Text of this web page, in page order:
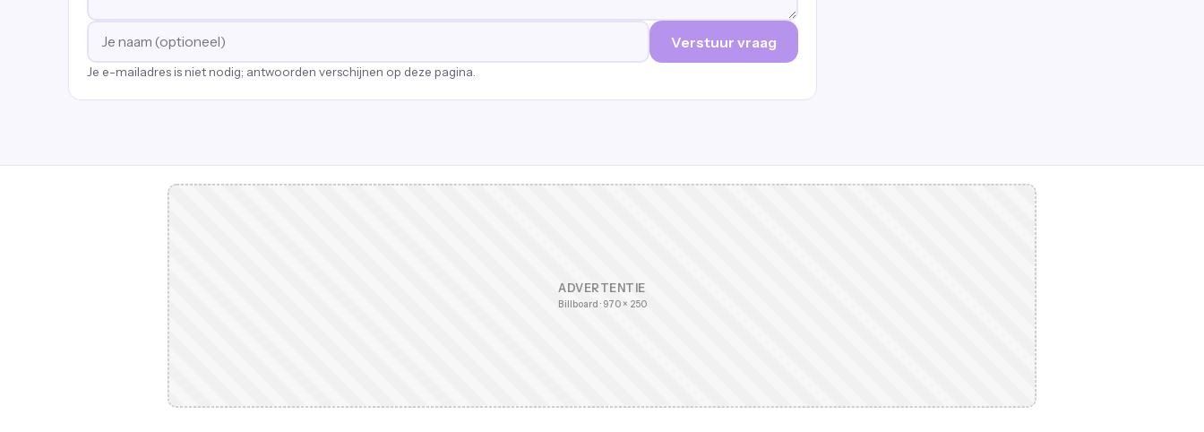
Verstuur vraag
Je e-mailadres is niet nodig; antwoorden verschijnen op deze pagina.
ADVERTENTIE
Billboard · 970 × 250